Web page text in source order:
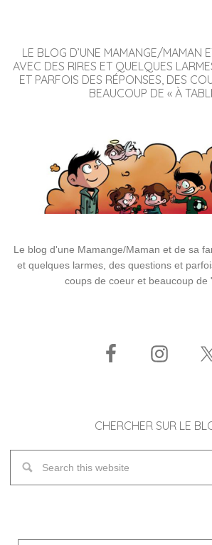
LE BLOG D’UNE MAMANGE/MAMAN
AVEC DES RIRES ET QUELQUES
ET PARFOIS DES RÉPONSES, DES
BEAUCOUP DE « À
Le blog d'une Mamange/Maman et de sa
et quelques larmes, des questions et
coups de coeur et beaucoup de
CHERCHER SUR LE